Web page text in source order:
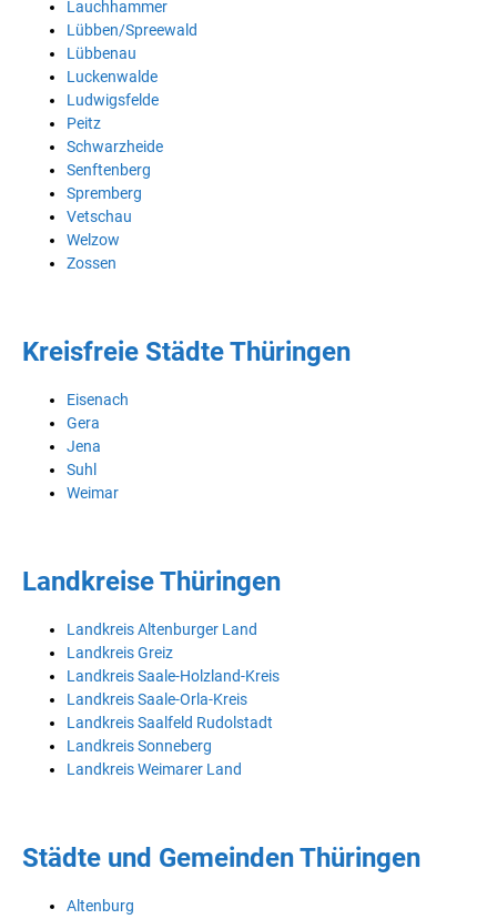
Lauchhammer
Lübben/Spreewald
Lübbenau
Luckenwalde
Ludwigsfelde
Peitz
Schwarzheide
Senftenberg
Spremberg
Vetschau
Welzow
Zossen
Kreisfreie Städte Thüringen
Eisenach
Gera
Jena
Suhl
Weimar
Landkreise Thüringen
Landkreis Altenburger Land
Landkreis Greiz
Landkreis Saale-Holzland-Kreis
Landkreis Saale-Orla-Kreis
Landkreis Saalfeld Rudolstadt
Landkreis Sonneberg
Landkreis Weimarer Land
Städte und Gemeinden Thüringen
Altenburg